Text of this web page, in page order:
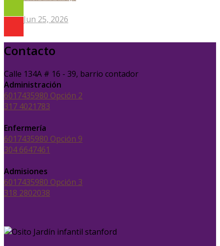
Jun 25, 2026
Contacto
Calle 134A # 16 - 39, barrio contador
Administración
6017435980 Opción 2
317 4021783
Enfermería
6017435980 Opción 9
304 6647461
Admisiones
6017435980 Opción 3
318 2802038